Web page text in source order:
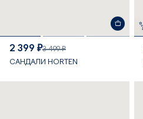
2 399 ₽3 499 ₽
САНДАЛИ HORTEN